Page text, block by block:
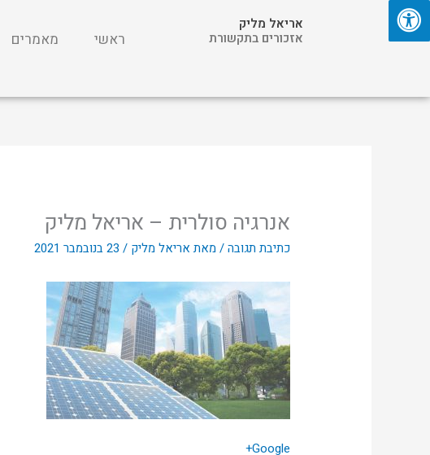
דילוג
לתוכן
אריאל מליק
אזכורים בתקשורת
ראשי מאמרים
אנרגיה סולרית – אריאל מליק
כתיבת תגובה/ מאת אריאל מליק/ 23 בנובמבר 2021
Google+